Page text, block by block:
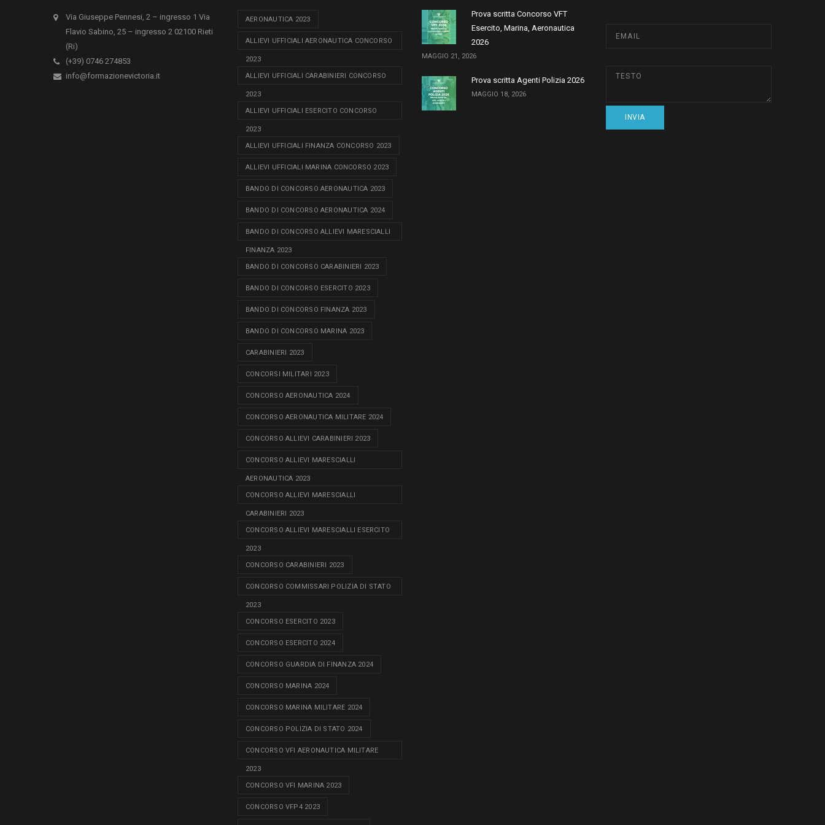
Via Giuseppe Pennesi, 2 – ingresso 1 Via
Flavio Sabino, 25 – ingresso 2 02100 Rieti
(Ri)
(+39) 0746 274853
info@formazionevictoria.it
AERONAUTICA 2023
ALLIEVI UFFICIALI AERONAUTICA CONCORSO
2023
ALLIEVI UFFICIALI CARABINIERI CONCORSO
2023
ALLIEVI UFFICIALI ESERCITO CONCORSO
2023
ALLIEVI UFFICIALI FINANZA CONCORSO 2023
ALLIEVI UFFICIALI MARINA CONCORSO 2023
BANDO DI CONCORSO AERONAUTICA 2023
BANDO DI CONCORSO AERONAUTICA 2024
BANDO DI CONCORSO ALLIEVI MARESCIALLI
FINANZA 2023
BANDO DI CONCORSO CARABINIERI 2023
BANDO DI CONCORSO ESERCITO 2023
BANDO DI CONCORSO FINANZA 2023
BANDO DI CONCORSO MARINA 2023
CARABINIERI 2023
CONCORSI MILITARI 2023
CONCORSO AERONAUTICA 2024
CONCORSO AERONAUTICA MILITARE 2024
CONCORSO ALLIEVI CARABINIERI 2023
CONCORSO ALLIEVI MARESCIALLI
AERONAUTICA 2023
CONCORSO ALLIEVI MARESCIALLI
CARABINIERI 2023
CONCORSO ALLIEVI MARESCIALLI ESERCITO
2023
CONCORSO CARABINIERI 2023
CONCORSO COMMISSARI POLIZIA DI STATO
2023
CONCORSO ESERCITO 2023
CONCORSO ESERCITO 2024
CONCORSO GUARDIA DI FINANZA 2024
CONCORSO MARINA 2024
CONCORSO MARINA MILITARE 2024
CONCORSO POLIZIA DI STATO 2024
CONCORSO VFI AERONAUTICA MILITARE
2023
CONCORSO VFI MARINA 2023
CONCORSO VFP4 2023
Prova scritta Concorso VFT
Esercito, Marina, Aeronautica
2026
MAGGIO 21, 2026
Prova scritta Agenti Polizia 2026
MAGGIO 18, 2026